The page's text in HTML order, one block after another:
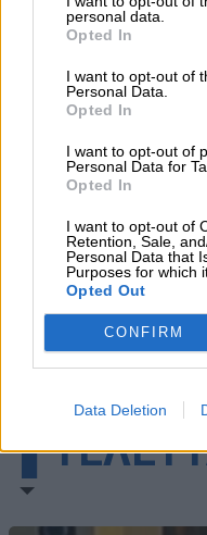
personal data.
Opted In
I want to opt-out of
Personal Data.
Opted In
I want to opt-out of
Personal Data for
Opted In
I want to opt-out of
Retention, Sale,
Personal Data that
Purposes for which
Opted Out
CONFIRM
Data Deletion